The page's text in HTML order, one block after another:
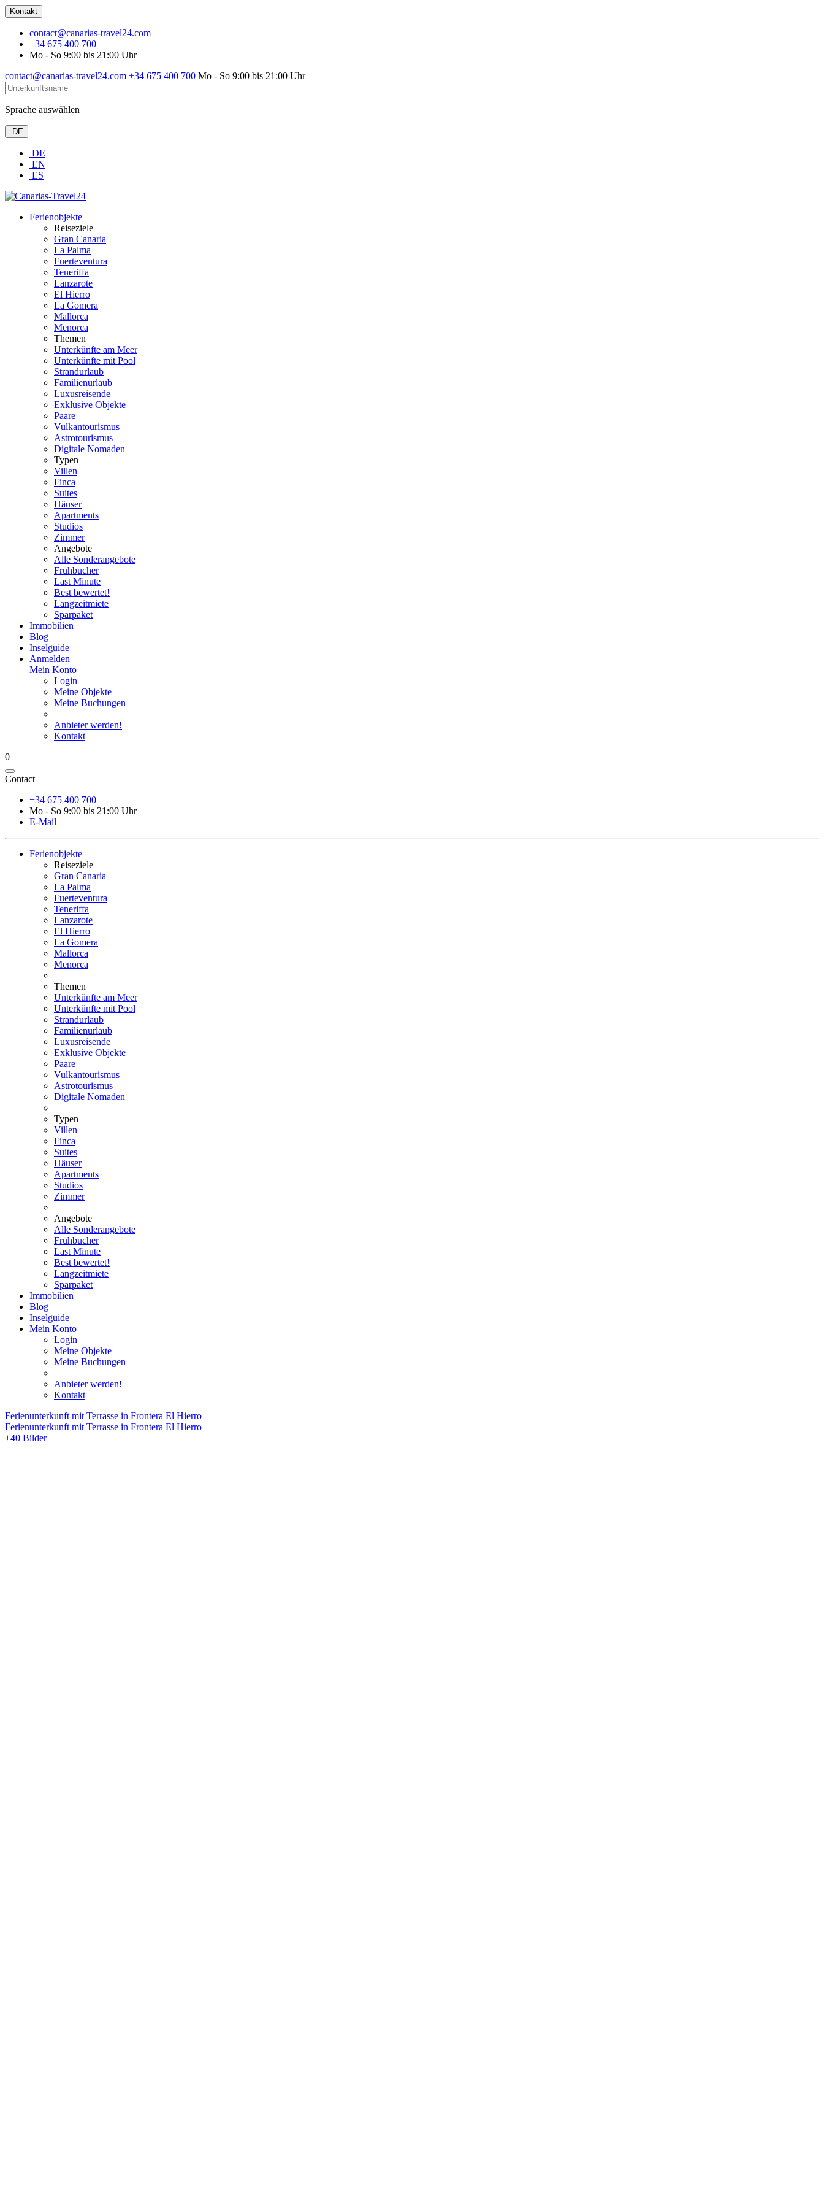
Kontakt
contact@canarias-travel24.com
+34 675 400 700
Mo - So 9:00 bis 21:00 Uhr
contact@canarias-travel24.com +34 675 400 700 Mo - So 9:00 bis 21:00 Uhr
Sprache auswählen
DE
DE
EN
ES
Ferienobjekte
Reiseziele
Gran Canaria
La Palma
Fuerteventura
Teneriffa
Lanzarote
El Hierro
La Gomera
Mallorca
Menorca
Themen
Unterkünfte am Meer
Unterkünfte mit Pool
Strandurlaub
Familienurlaub
Luxusreisende
Exklusive Objekte
Paare
Vulkantourismus
Astrotourismus
Digitale Nomaden
Typen
Villen
Finca
Suites
Häuser
Apartments
Studios
Zimmer
Angebote
Alle Sonderangebote
Frühbucher
Last Minute
Best bewertet!
Langzeitmiete
Sparpaket
Immobilien
Blog
Inselguide
Anmelden
Mein Konto
Login
Meine Objekte
Meine Buchungen
Anbieter werden!
Kontakt
0
Contact
+34 675 400 700
Mo - So 9:00 bis 21:00 Uhr
E-Mail
Ferienobjekte
Reiseziele
Gran Canaria
La Palma
Fuerteventura
Teneriffa
Lanzarote
El Hierro
La Gomera
Mallorca
Menorca
Themen
Unterkünfte am Meer
Unterkünfte mit Pool
Strandurlaub
Familienurlaub
Luxusreisende
Exklusive Objekte
Paare
Vulkantourismus
Astrotourismus
Digitale Nomaden
Typen
Villen
Finca
Suites
Häuser
Apartments
Studios
Zimmer
Angebote
Alle Sonderangebote
Frühbucher
Last Minute
Best bewertet!
Langzeitmiete
Sparpaket
Immobilien
Blog
Inselguide
Mein Konto
Login
Meine Objekte
Meine Buchungen
Anbieter werden!
Kontakt
Ferienunterkunft mit Terrasse in Frontera El Hierro
Ferienunterkunft mit Terrasse in Frontera El Hierro
+40 Bilder